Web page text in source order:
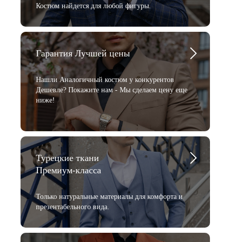
Костюм найдется для любой фигуры.
Гарантия Лучшей цены
Нашли Аналогичный костюм у конкурентов
Дешевле? Покажите нам - Мы сделаем цену еще
ниже!
Турецкие ткани
Премиум-класса
Только натуральные материалы для комфорта и
презентабельного вида.